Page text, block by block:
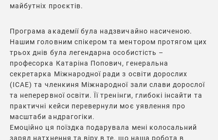
майбутніх проєктів.
Програма академії була надзвичайно насиченою.
Нашим головним спікером та ментором протягом цих
трьох днів була легендарна особистість –
професорка Катаріна Попович, генеральна
секретарка Міжнародної ради з освіти дорослих
(ICAE) та членкиня Міжнародної зали слави дорослої
та неперервної освіти. Її тренінги, глибокі інсайти та
практичні кейси перевернули моє уявлення про
масштаби андрагогіки.
Емоційно ця поїздка подарувала мені колосальний
заряд натхнення та віру в те, що наша робота в